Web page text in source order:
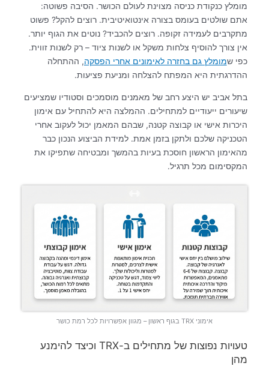
מומלץ כנקודת כניסה מצוינת לעולם הכושר. הסיבה פשוטה:
אתם שולטים בעומס בצורה אינטואיטיבית. רוצים להקל? פשוט
מתקרבים לעמידה זקופה. רוצים להכביד? נוטים את הגוף יותר.
אין צורך להוסיף צלחות משקל או לשנות ציוד – רק לשנות זווית.
כפי שמומלץ גם בחזרה לאימונים אחרי הפסקה, ההתחלה
ההדרגתית היא המפתח להצלחה ומניעת פציעות.
בתל אביב יש היצע רחב של מאמנים מוסמכים וסטודיו שמציעים
שיעורים ייעודיים למתחילים. ההמלצה היא להתחיל עם אימון
היכרות אישי או קבוצה קטנה, שבהם המאמן יכול לעקוב אחרי
הטכניקה שלכם ולתקן בזמן אמת. למידת הביצוע הנכון כבר
מהאימון הראשון חוסכת בעיות בהמשך ומבטיחה שתפיקו את
המקסימום מכל תרגיל.
אימוני TRX בגוף ראשון – מגוון אפשרויות לכל רמת כושר
טעויות נפוצות של מתחילים ב-TRX וכיצד להימנע
מהן